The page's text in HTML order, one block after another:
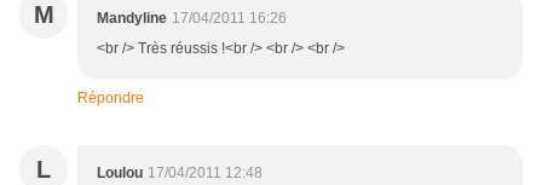
M Mandyline 17/04/2011 16:26
<br /> Très réussis !<br /> <br /> <br />
Répondre
L Loulou 17/04/2011 12:48